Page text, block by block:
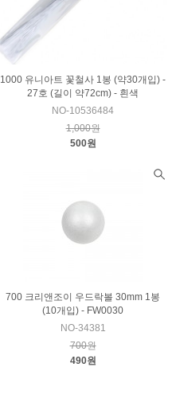
1000 유니아트 꽃철사 1봉 (약30개입) -
27호 (길이 약72cm) - 흰색
NO-10536484
1,000원
500원
700 크리앤조이 우드락볼 30mm 1봉
(10개입) - FW0030
NO-34381
700원
490원